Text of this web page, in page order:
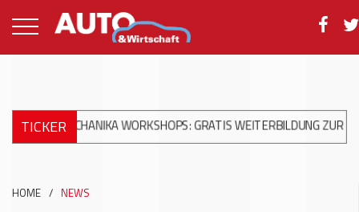
TICKERWORKSHOPS: GRATIS WEITERBILDUNG ZUR
HOME / NEWS